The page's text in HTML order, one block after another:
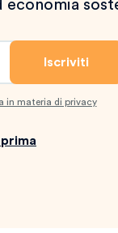
economia
in materia di privacy